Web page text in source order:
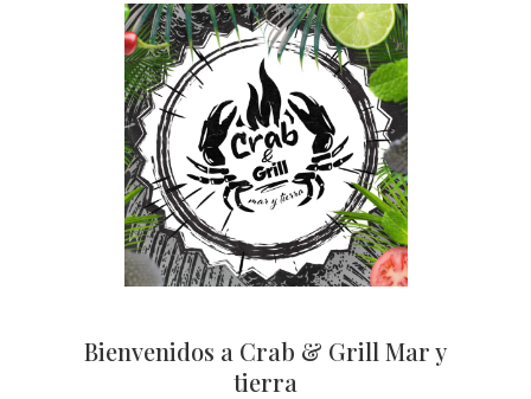
Bienvenidos a Crab & Grill Mar y
tierra